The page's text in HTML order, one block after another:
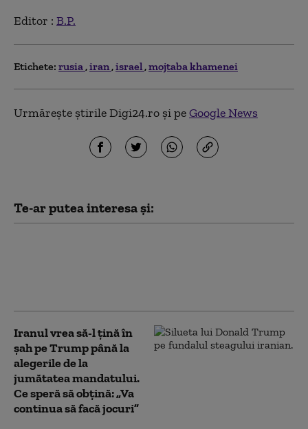
Editor : B.P.
Etichete: rusia iran israel mojtaba khamenei
Urmărește știrile Digi24.ro și peGoogle News
Te-ar putea interesa și:
Iranul vrea să-l țină în
șah pe Trump până la
alegerile de la
jumătatea mandatului.
Ce speră să obțină: „Va
continua să facă jocuri”